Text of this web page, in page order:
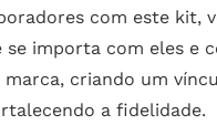
com este kit,
se importa com eles e
marca, criando um
a fidelidade.